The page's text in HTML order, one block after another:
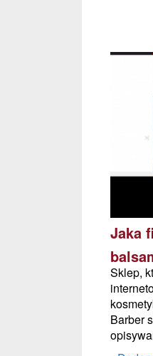
Jaka
Sklep,
Barber